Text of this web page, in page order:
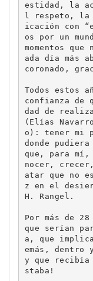
estidad, la
l respeto, la
icación con
os por un
momentos
ada día más
coronado,
Todos estos
confianza de
dad de
(Elías
o): tener mi
donde
que, para
nocer,
atar que no
z en el
H. Rangel.
Por más de
que serían
a, que
emás, dentro
y que recibía
staba!